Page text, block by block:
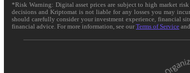
*Risk Warning: Digital asset prices are subject to high market
decisions and Kriptomat is not liable for any losses you may
should carefully consider your investment experience, financial
financial advice. For more information, see ourTerms of Service and